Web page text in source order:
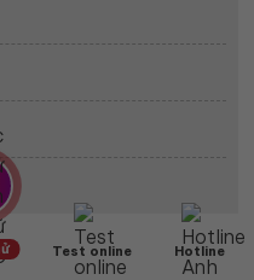
Test online Hotline